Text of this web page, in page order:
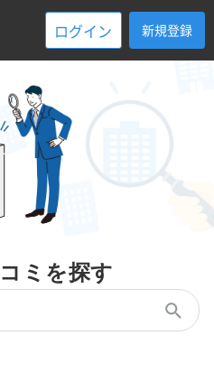
ログイン 新規登録
ミを探す